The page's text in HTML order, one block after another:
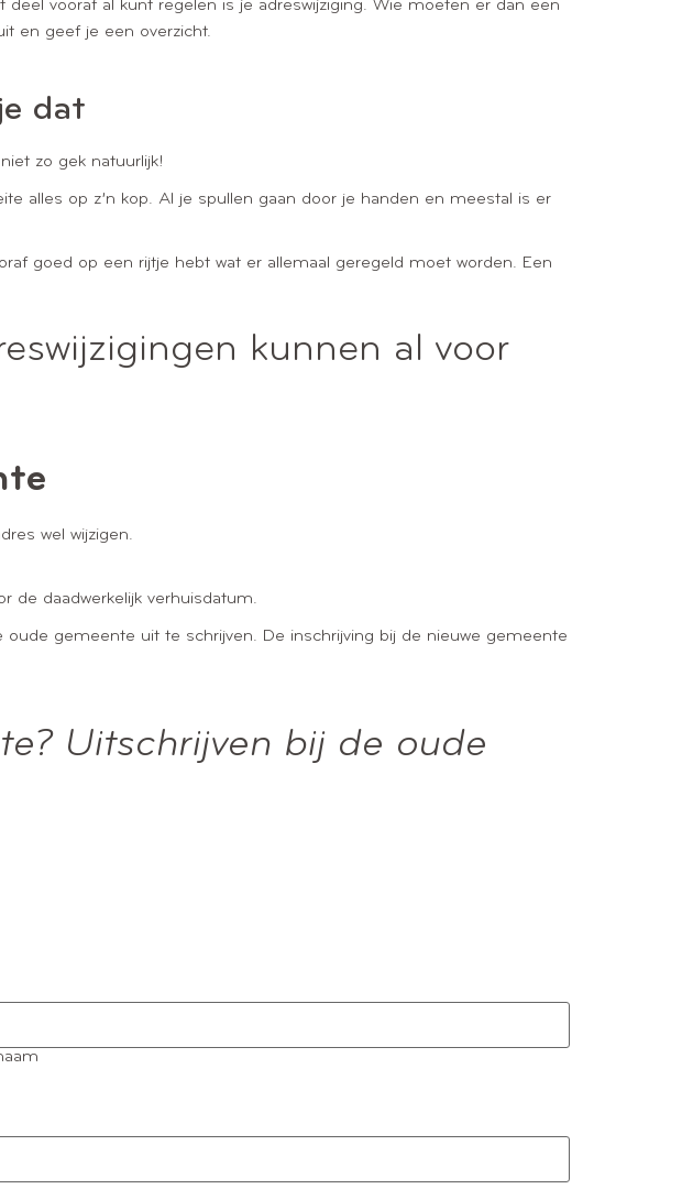
vooraf al kunt regelen is je adreswijziging. Wie moeten er dan een
en geef je een overzicht.
dat
zo gek natuurlijk!
alles op z’n kop. Al je spullen gaan door je handen en meestal is er
goed op een rijtje hebt wat er allemaal geregeld moet worden. Een
kunnen al voor
wel wijzigen.
de daadwerkelijk verhuisdatum.
gemeente uit te schrijven. De inschrijving bij de nieuwe gemeente
Uitschrijven bij de oude